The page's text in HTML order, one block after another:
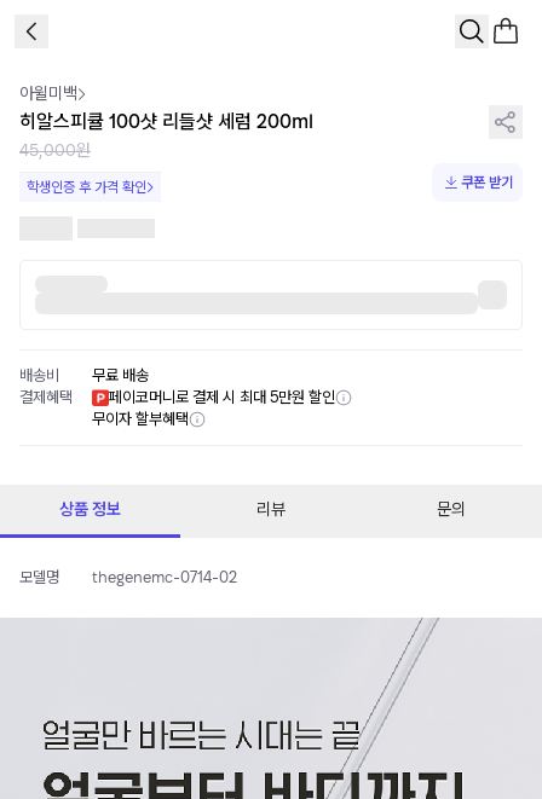
아윌미백
히알스피큘 100샷 리들샷 세럼 200ml
45,000원
학생인증 후 가격 확인 쿠폰 받기
배송비
무료 배송
결제혜택
페이코머니로 결제 시 최대 5만원 할인
무이자 할부혜택
상품 정보 리뷰 문의
모델명 thegenemc-0714-02